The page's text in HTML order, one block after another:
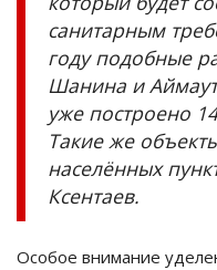
санитарным
году подобные
Шанина и
уже построено
Такие же
населённых
Ксентаев.
Особое внимание